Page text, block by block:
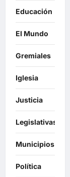
Educación
El Mundo
Gremiales
Iglesia
Justicia
Legislativas
Municipios
Política